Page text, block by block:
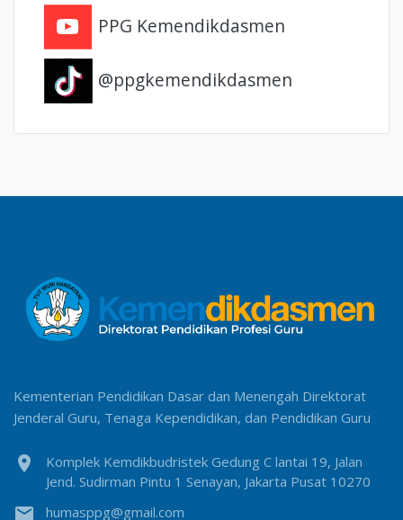
PPG Kemendikdasmen
@ppgkemendikdasmen
Kementerian Pendidikan Dasar dan Menengah Direktorat
Jenderal Guru, Tenaga Kependidikan, dan Pendidikan Guru
location_on
Komplek Kemdikbudristek Gedung C lantai 19, Jalan
Jend. Sudirman Pintu 1 Senayan, Jakarta Pusat 10270
email humasppg@gmail.com